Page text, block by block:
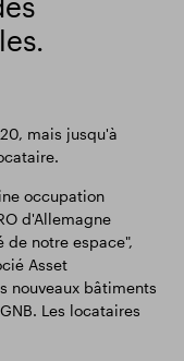
mais jusqu'à
occupation
d'Allemagne
notre espace",
Asset
nouveaux bâtiments
Les locataires